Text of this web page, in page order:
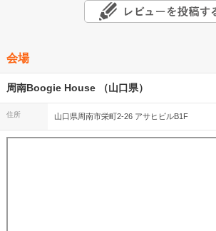
会場
周南Boogie House （山口県）
住所 山口県周南市栄町2-26 アサヒビルB1F